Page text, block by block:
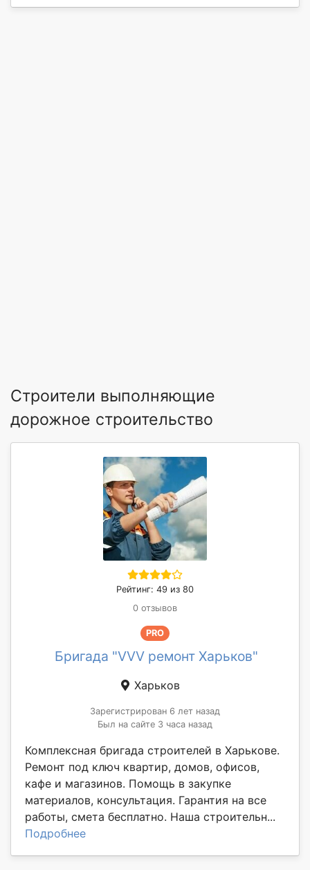
Строители выполняющие
дорожное строительство
Рейтинг: 49 из 80
0 отзывов
PRO
Бригада "VVV ремонт Харьков"
Харьков
Зарегистрирован 6 лет назад
Был на сайте 3 часа назад
Комплексная бригада строителей в Харькове.
Ремонт под ключ квартир, домов, офисов,
кафе и магазинов. Помощь в закупке
материалов, консультация. Гарантия на все
работы, смета бесплатно. Наша строительн...
Подробнее